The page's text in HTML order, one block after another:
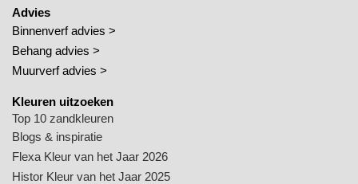
Advies
Binnenverf advies >
Behang advies >
Muurverf advies >
Kleuren uitzoeken
Top 10 zandkleuren
Blogs & inspiratie
Flexa Kleur van het Jaar 2026
Histor Kleur van het Jaar 2025